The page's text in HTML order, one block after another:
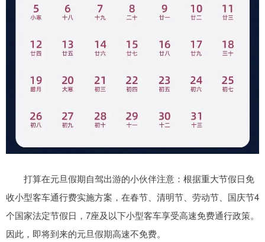
打算在元旦假期自驾出游的小伙伴注意：根据重大节假日免
收小型客车通行费实施方案，在春节、清明节、劳动节、国庆节4
个国家法定节假日，7座及以下小型客车享受高速免费通行政策。
因此，即将到来的元旦假期高速不免费。